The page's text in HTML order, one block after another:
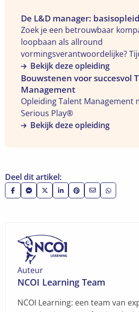
De L&D manager:
Zoek je een betrouwbaar
loopbaan als allround
vormingsverantwoordelijke?
daagse 'De L&D manager:
ervaren managers in het VTO-
professioneel plan voor je
opleidingsmanagement
realiseren. Geschikt voor wie
opleidingsverantwoordelijke is
Bekijk deze opleiding
Bekijk
de
opleiding
"De
L&D
manager:
basisopleiding"
Bouwstenen voor succesvol
Management
Opleiding Talent Management
Serious Play®
Bekijk deze opleiding
Bekijk
de
opleiding
"Bouwstenen
voor
Deel dit artikel:
Deel
Deel
Deel
Deel
Deel
Deel
Deel
Auteur
NCOI Learning Team
NCOI Learning: een team van